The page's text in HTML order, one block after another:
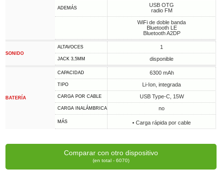
ADEMÁS
USB OTG
radio FM
WiFi de doble banda
Bluetooth LE
Bluetooth A2DP
SONIDO
ALTAVOCES 1
JACK 3,5MM disponible
BATERÍA
CAPACIDAD 6300 mAh
TIPO Li-Ion, integrada
CARGA POR CABLE USB Type-C, 15W
CARGA INALÁMBRICA no
MÁS • Carga rápida por cable
Comparar con otro dispositivo
(en total - 6070)